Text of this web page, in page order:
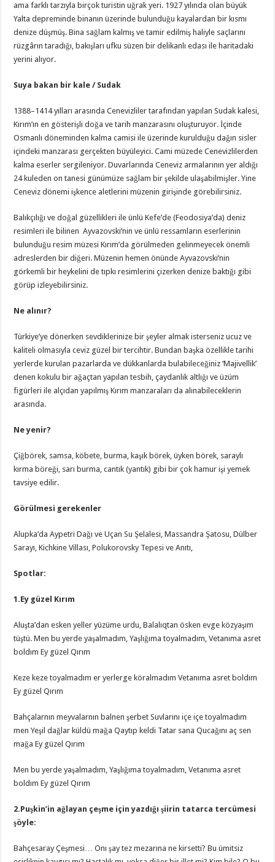
ama farklı tarzıyla birçok turistin uğrak yeri. 1927 yılında olan büyük
Yalta depreminde binanın üzerinde bulunduğu kayalardan bir kısmı
denize düşmüş. Bina sağlam kalmış ve tamir edilmiş haliyle saçlarını
rüzgârın taradığı, bakışları ufku süzen bir delikanlı edası ile haritadaki
yerini alıyor.
Suya bakan bir kale / Sudak
1388–1414 yılları arasında Cenevizliler tarafından yapılan Sudak kalesi,
Kırım’ın en gösterişli doğa ve tarih manzarasını oluşturuyor. İçinde
Osmanlı döneminden kalma camisi ile üzerinde kurulduğu dağın sisler
içindeki manzarası gerçekten büyüleyici. Cami müzede Cenevizlilerden
kalma eserler sergileniyor. Duvarlarında Ceneviz armalarının yer aldığı
24 kuleden on tanesi günümüze sağlam bir şekilde ulaşabilmişler. Yine
Ceneviz dönemi işkence aletlerini müzenin girişinde görebilirsiniz.
Balıkçılığı ve doğal güzellikleri ile ünlü Kefe’de (Feodosiya’da) deniz
resimleri ile bilinen Ayvazovski’nin ve ünlü ressamların eserlerinin
bulunduğu resim müzesi Kırım’da görülmeden gelinmeyecek önemli
adreslerden bir diğeri. Müzenin hemen önünde Ayvazovski’nin
görkemli bir heykelini de tıpkı resimlerini çizerken denize baktığı gibi
görüp izleyebilirsiniz.
Ne alınır?
Türkiye’ye dönerken sevdiklerinize bir şeyler almak isterseniz ucuz ve
kaliteli olmasıyla ceviz güzel bir tercihtir. Bundan başka özellikle tarihi
yerlerde kurulan pazarlarda ve dükkanlarda bulabileceğiniz ‘Majivellik’
denen kokulu bir ağaçtan yapılan tesbih, çaydanlık altlığı ve üzüm
figürleri ile alçıdan yapılmış Kırım manzaraları da alınabileceklerin
arasında.
Ne yenir?
Çiğbörek, samsa, köbete, burma, kaşık börek, üyken börek, saraylı
kırma böreği, sarı burma, cantık (yantık) gibi bir çok hamur işi yemek
tavsiye edilir.
Görülmesi gerekenler
Alupka’da Aypetri Dağı ve Uçan Su Şelalesi, Massandra Şatosu, Dülber
Sarayı, Kichkine Villası, Polukorovsky Tepesi ve Anıtı,
Spotlar:
1.Ey güzel Kırım
Aluşta’dan esken yeller yüzüme urdu, Balalıqtan ösken evge közyaşım
tüştü. Men bu yerde yaşalmadım, Yaşlığıma toyalmadım, Vetanıma asret
boldım Ey güzel Qırım
Keze keze toyalmadım er yerlerge köralmadım Vetanıma asret boldım
Ey güzel Qırım
Bahçalarnın meyvalarnın balnen şerbet Suvlarını içe içe toyalmadım
men Yeşil dağlar küldü mağa Qaytıp keldi Tatar sana Qucağını aç sen
mağa Ey güzel Qırım
Men bu yerde yaşalmadım, Yaşlığıma toyalmadım, Vetanıma asret
boldım Ey güzel Qırım
2.Puşkin’in ağlayan çeşme için yazdığı şiirin tatarca tercümesi
şöyle:
Bahçesaray Çeşmesi… Onı şay tez mezarına ne kirsetti? Bu ümitsiz